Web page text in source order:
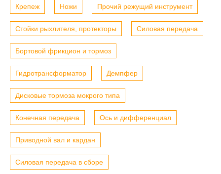
Крепеж Ножи Прочий режущий инструмент
Стойки рыхлителя, протекторы Силовая передача
Бортовой фрикцион и тормоз
Гидротрансформатор Демпфер
Дисковые тормоза мокрого типа
Конечная передача Ось и дифференциал
Приводной вал и кардан
Силовая передача в сборе